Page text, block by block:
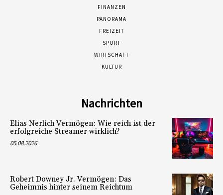
FINANZEN
PANORAMA
FREIZEIT
SPORT
WIRTSCHAFT
KULTUR
Nachrichten
Elias Nerlich Vermögen: Wie reich ist der
erfolgreiche Streamer wirklich?
05.08.2026
Robert Downey Jr. Vermögen: Das
Geheimnis hinter seinem Reichtum